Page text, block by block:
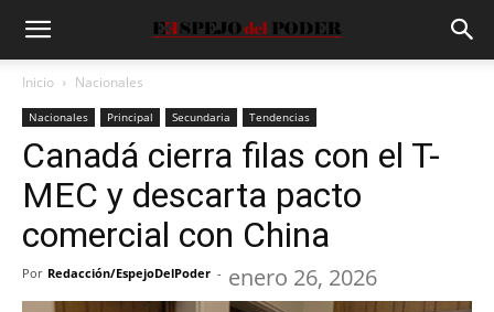
Inicio Nacionales
Nacionales Principal Secundaria Tendencias
Canadá cierra filas con el T-
MEC y descarta pacto
comercial con China
Por Redacción/EspejoDelPoder - enero 26, 2026